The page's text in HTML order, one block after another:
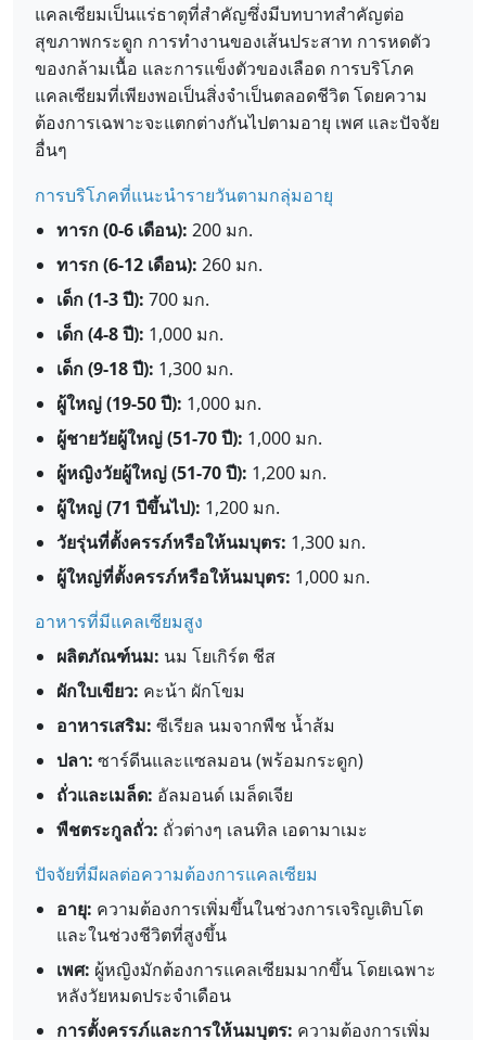
แคลเซียมเป็นแร่ธาตุที่สำคัญซึ่งมีบทบาทสำคัญต่อ
สุขภาพกระดูก การทำงานของเส้นประสาท การหดตัว
ของกล้ามเนื้อ และการแข็งตัวของเลือด การบริโภค
แคลเซียมที่เพียงพอเป็นสิ่งจำเป็นตลอดชีวิต โดยความ
ต้องการเฉพาะจะแตกต่างกันไปตามอายุ เพศ และปัจจัย
อื่นๆ
การบริโภคที่แนะนำรายวันตามกลุ่มอายุ
ทารก (0-6 เดือน): 200 มก.
ทารก (6-12 เดือน): 260 มก.
เด็ก (1-3 ปี): 700 มก.
เด็ก (4-8 ปี): 1,000 มก.
เด็ก (9-18 ปี): 1,300 มก.
ผู้ใหญ่ (19-50 ปี): 1,000 มก.
ผู้ชายวัยผู้ใหญ่ (51-70 ปี): 1,000 มก.
ผู้หญิงวัยผู้ใหญ่ (51-70 ปี): 1,200 มก.
ผู้ใหญ่ (71 ปีขึ้นไป): 1,200 มก.
วัยรุ่นที่ตั้งครรภ์หรือให้นมบุตร: 1,300 มก.
ผู้ใหญ่ที่ตั้งครรภ์หรือให้นมบุตร: 1,000 มก.
อาหารที่มีแคลเซียมสูง
ผลิตภัณฑ์นม: นม โยเกิร์ต ชีส
ผักใบเขียว: คะน้า ผักโขม
อาหารเสริม: ซีเรียล นมจากพืช น้ำส้ม
ปลา: ซาร์ดีนและแซลมอน (พร้อมกระดูก)
ถั่วและเมล็ด: อัลมอนด์ เมล็ดเจีย
พืชตระกูลถั่ว: ถั่วต่างๆ เลนทิล เอดามาเมะ
ปัจจัยที่มีผลต่อความต้องการแคลเซียม
อายุ: ความต้องการเพิ่มขึ้นในช่วงการเจริญเติบโต
และในช่วงชีวิตที่สูงขึ้น
เพศ: ผู้หญิงมักต้องการแคลเซียมมากขึ้น โดยเฉพาะ
หลังวัยหมดประจำเดือน
การตั้งครรภ์และการให้นมบุตร: ความต้องการเพิ่ม